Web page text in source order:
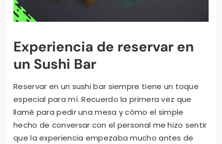
Experiencia de reservar en
un Sushi Bar
Reservar en un sushi bar siempre tiene un toque
especial para mí. Recuerdo la primera vez que
llamé para pedir una mesa y cómo el simple
hecho de conversar con el personal me hizo sentir
que la experiencia empezaba mucho antes de